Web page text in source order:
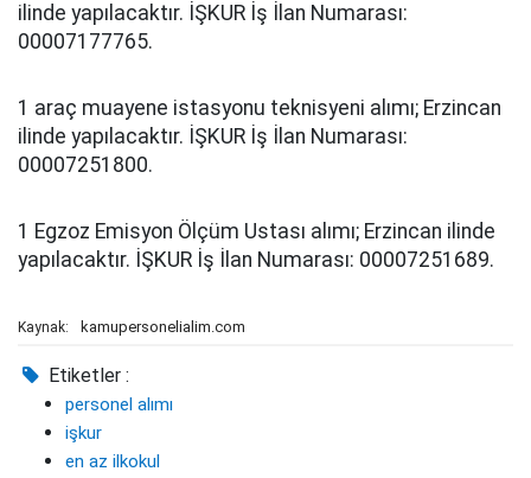
ilinde yapılacaktır. İŞKUR İş İlan Numarası:
00007177765.
1 araç muayene istasyonu teknisyeni alımı; Erzincan
ilinde yapılacaktır. İŞKUR İş İlan Numarası:
00007251800.
1 Egzoz Emisyon Ölçüm Ustası alımı; Erzincan ilinde
yapılacaktır. İŞKUR İş İlan Numarası: 00007251689.
Kaynak: kamupersonelialim.com
Etiketler :
personel alımı
işkur
en az ilkokul